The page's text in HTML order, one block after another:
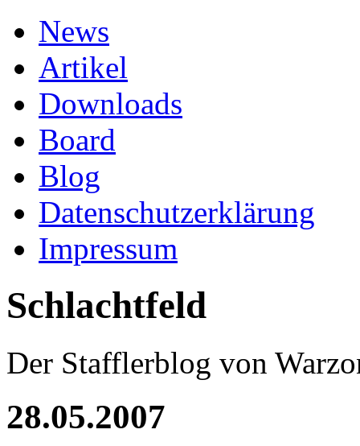
News
Artikel
Downloads
Board
Blog
Datenschutzerklärung
Impressum
Schlachtfeld
Der Stafflerblog von
28.05.2007